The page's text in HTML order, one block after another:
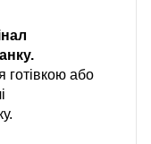
готівкою або